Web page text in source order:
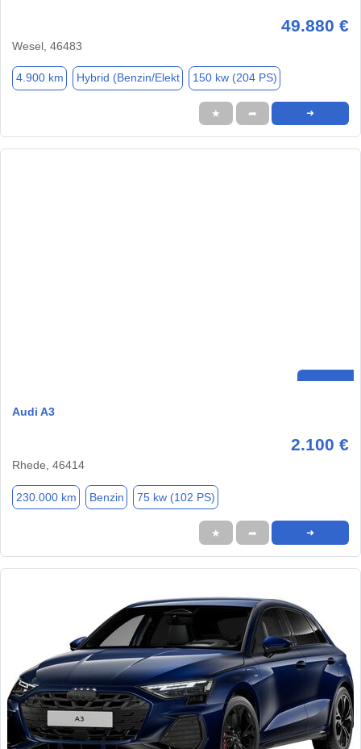
49.880 €
Wesel, 46483
4.900 km Hybrid (Benzin/Elekt 150 kw (204 PS)
★ ➦ ➜
Audi A3
2.100 €
Rhede, 46414
230.000 km Benzin 75 kw (102 PS)
★ ➦ ➜